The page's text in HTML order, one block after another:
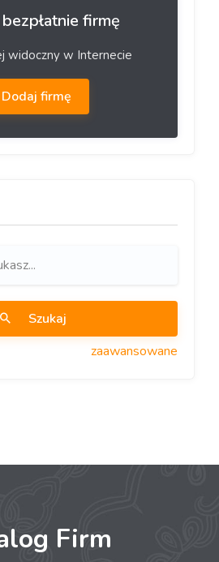
firmę
widoczny w Internecie
Dodaj firmę
Szukaj
zaawansowane
Firm